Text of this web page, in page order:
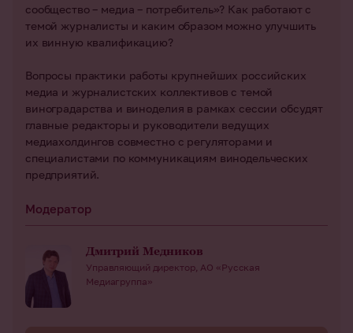
сообщество – медиа – потребитель»? Как работают с
темой журналисты и каким образом можно улучшить
их винную квалификацию?
Вопросы практики работы крупнейших российских
медиа и журналистских коллективов с темой
виноградарства и виноделия в рамках сессии обсудят
главные редакторы и руководители ведущих
медиахолдингов совместно с регуляторами и
специалистами по коммуникациям винодельческих
предприятий.
Модератор
Дмитрий Медников
Управляющий директор, АО «Русская
Медиагруппа»